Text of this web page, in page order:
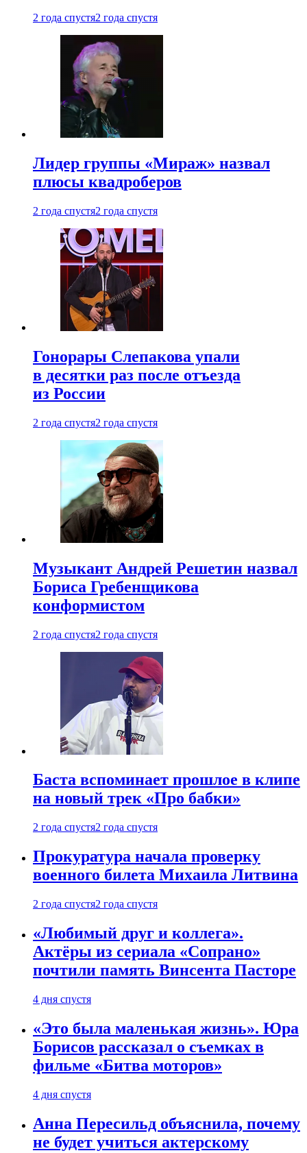
2 года спустя2 года спустя
Лидер группы «Мираж» назвал
плюсы квадроберов
2 года спустя2 года спустя
Гонорары Слепакова упали
в десятки раз после отъезда
из России
2 года спустя2 года спустя
Музыкант Андрей Решетин назвал
Бориса Гребенщикова
конформистом
2 года спустя2 года спустя
Баста вспоминает прошлое в клипе
на новый трек «Про бабки»
2 года спустя2 года спустя
Прокуратура начала проверку
военного билета Михаила Литвина
2 года спустя2 года спустя
«Любимый друг и коллега».
Актёры из сериала «Сопрано»
почтили память Винсента Пасторе
4 дня спустя
«Это была маленькая жизнь». Юра
Борисов рассказал о съемках в
фильме «Битва моторов»
4 дня спустя
Анна Пересильд объяснила, почему
не будет учиться актерскому